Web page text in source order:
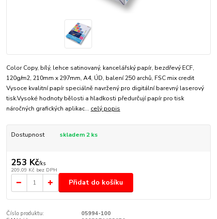
Color Copy, bílý, lehce satinovaný, kancelářský papír, bezdřevý ECF,
120g/m2, 210mm x 297mm, A4, ÚD, balení 250 archů, FSC mix credit
Vysoce kvalitní papír speciálně navržený pro digitální barevný laserový
tisk.Vysoké hodnoty bělosti a hladkosti předurčují papír pro tisk
náročných grafických aplikac... celý popis
Dostupnost skladem 2 ks
253 Kč/ks
209,09 Kč bez DPH
Přidat do košíku
Číslo produktu:
05994-100